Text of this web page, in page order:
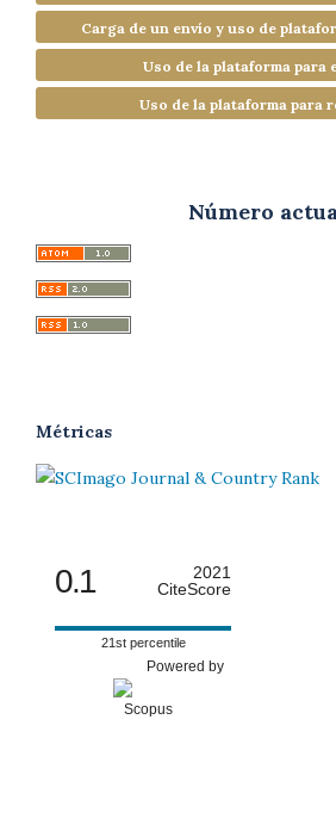
Carga de un envío y uso de
Uso de la plataforma para
Uso de la plataforma para
Número
Métricas
0.1
2021
CiteScore
21st percentile
Powered by